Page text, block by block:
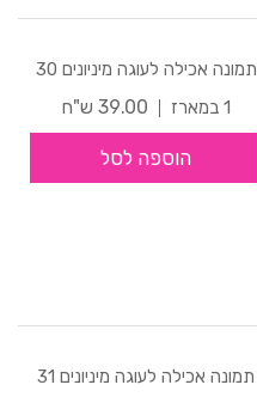
תמונה אכילה לעוגה מיניונים 30
1 במארז
39.00 ש"ח
הוספה לסל
תמונה אכילה לעוגה מיניונים 31